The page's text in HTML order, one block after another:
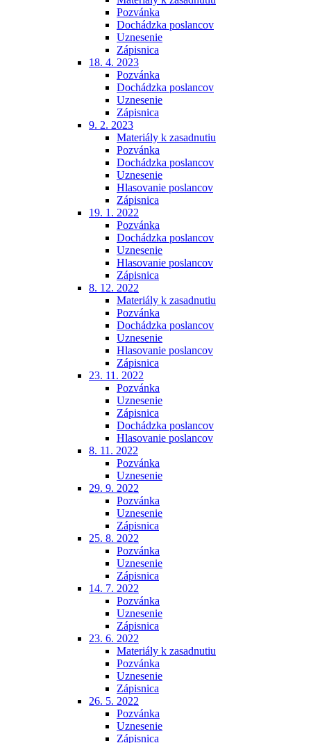
Pozvánka
Dochádzka poslancov
Uznesenie
Zápisnica
18. 4. 2023
Pozvánka
Dochádzka poslancov
Uznesenie
Zápisnica
9. 2. 2023
Materiály k zasadnutiu
Pozvánka
Dochádzka poslancov
Uznesenie
Hlasovanie poslancov
Zápisnica
19. 1. 2022
Pozvánka
Dochádzka poslancov
Uznesenie
Hlasovanie poslancov
Zápisnica
8. 12. 2022
Materiály k zasadnutiu
Pozvánka
Dochádzka poslancov
Uznesenie
Hlasovanie poslancov
Zápisnica
23. 11. 2022
Pozvánka
Uznesenie
Zápisnica
Dochádzka poslancov
Hlasovanie poslancov
8. 11. 2022
Pozvánka
Uznesenie
29. 9. 2022
Pozvánka
Uznesenie
Zápisnica
25. 8. 2022
Pozvánka
Uznesenie
Zápisnica
14. 7. 2022
Pozvánka
Uznesenie
Zápisnica
23. 6. 2022
Materiály k zasadnutiu
Pozvánka
Uznesenie
Zápisnica
26. 5. 2022
Pozvánka
Uznesenie
Zápisnica